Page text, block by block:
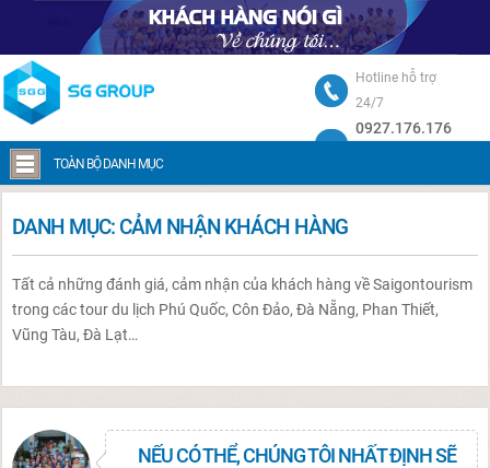
Hotline hỗ trợ
24/7
0927.176.176
TOÀN BỘ DANH MỤC
Trang chủ
DANH MỤC: CẢM NHẬN KHÁCH HÀNG
Tất cả những đánh giá, cảm nhận của khách hàng về Saigontourism
trong các tour du lịch Phú Quốc, Côn Đảo, Đà Nẵng, Phan Thiết,
Vũng Tàu, Đà Lạt…
NẾU CÓ THỂ, CHÚNG TÔI NHẤT ĐỊNH SẼ